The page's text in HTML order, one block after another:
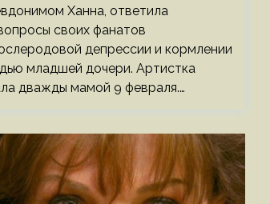
Ханна, ответила
своих фанатов
депрессии и кормлении
младшей дочери. Артистка
дважды мамой 9 февраля.…